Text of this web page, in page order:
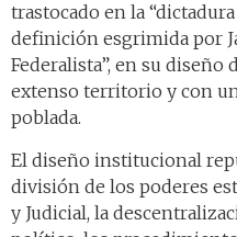
trastocado en la
definición esgrimida por
Federalista”, en su diseño
extenso territorio y con
poblada.
El diseño institucional
división de los poderes
y Judicial, la